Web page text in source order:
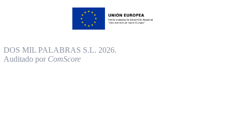
DOS MIL PALABRAS S.L. 2026.
Auditado por ComScore